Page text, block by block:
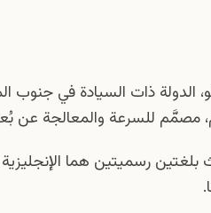
الدولة ذات السيادة في
مصمَّم للسرعة والمعالجة عن
بلغتين رسميتين هما